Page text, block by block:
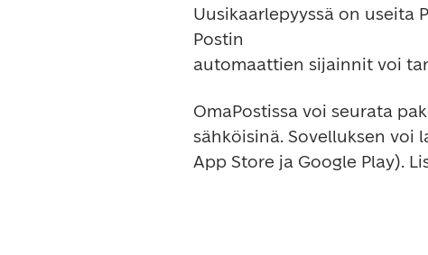
Uusikaarlepyyssä on useita
Postin
automaattien sijainnit voi
OmaPostissa voi seurata
sähköisinä. Sovelluksen voi
App Store ja Google Play).